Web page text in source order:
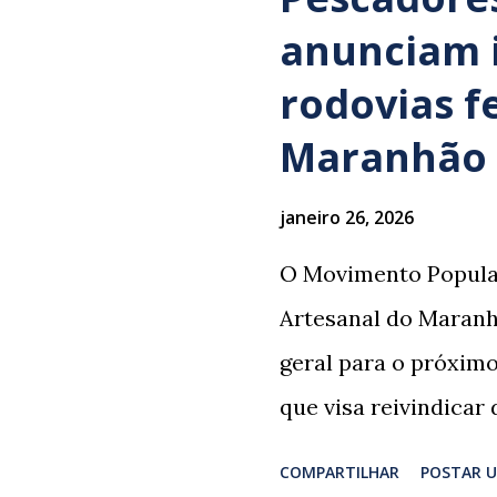
sepultamento de
da família foi
populares e
o automóvel da
sinais visíveis de
bebidas alcoólicas
veículo. O
locais como irmão
de Santa Luzia do
prestar assistência
anunciam
rodovias
Maranhão
janeiro 26, 2026
O Movimento
Artesanal do
geral para o
que visa reivindicar
COMPARTILHAR POSTAR